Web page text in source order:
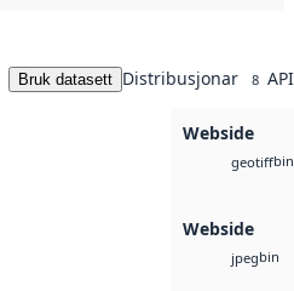
Bruk datasett Distribusjonar 8
Webside
geotiffbin
Webside
jpegbin